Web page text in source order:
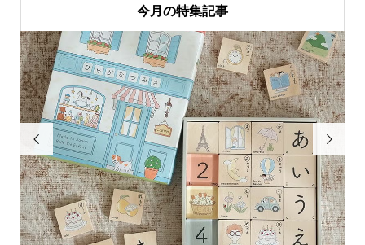
今月の特集記事
 